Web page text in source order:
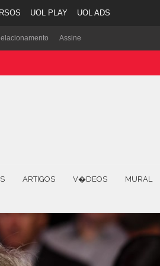
UOL PLAY UOL ADS
Assine
ARTIGOS V�DEOS MURAL